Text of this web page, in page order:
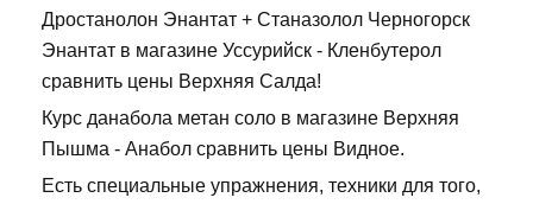
Дростанолон Энантат + Станазолол Черногорск
Энантат в магазине Уссурийск - Кленбутерол
сравнить цены Верхняя Салда!
Курс данабола метан соло в магазине Верхняя
Пышма - Анабол сравнить цены Видное.
Есть специальные упражнения, техники для того,